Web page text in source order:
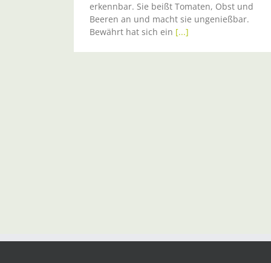
erkennbar. Sie beißt Tomaten, Obst und
Beeren an und macht sie ungenießbar.
Bewährt hat sich ein [...]